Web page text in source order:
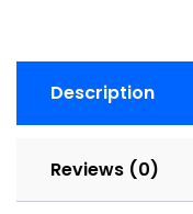
Description
Reviews (0)